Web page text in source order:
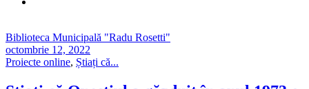
Biblioteca Municipală "Radu Rosetti"
octombrie 12, 2022
Proiecte online, Știați că...